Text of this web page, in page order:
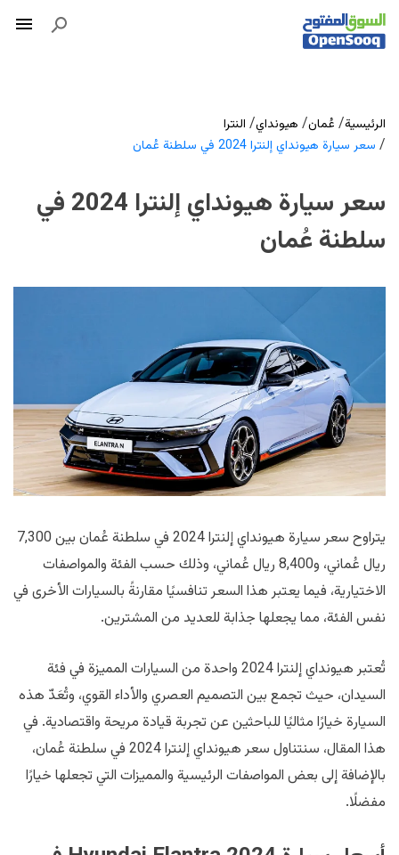
الرئيسية/ عُمان/ هيونداي/ النترا
/ سعر سيارة هيونداي إلنترا 2024 في سلطنة عُمان
سعر سيارة هيونداي إلنترا 2024 في
سلطنة عُمان
يتراوح سعر سيارة هيونداي إلنترا 2024 في سلطنة عُمان بين 7,300
ريال عُماني، و8,400 ريال عُماني، وذلك حسب الفئة والمواصفات
الاختيارية، فيما يعتبر هذا السعر تنافسيًا مقارنةً بالسيارات الأخرى في
نفس الفئة، مما يجعلها جذابة للعديد من المشترين.
تُعتبر هيونداي إلنترا 2024 واحدة من السيارات المميزة في فئة
السيدان، حيث تجمع بين التصميم العصري والأداء القوي، وتُعَدّ هذه
السيارة خيارًا مثاليًا للباحثين عن تجربة قيادة مريحة واقتصادية. في
هذا المقال، سنتناول سعر هيونداي إلنترا 2024 في سلطنة عُمان،
بالإضافة إلى بعض المواصفات الرئيسية والمميزات التي تجعلها خيارًا
مفضلًا.